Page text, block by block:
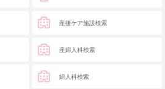
産後ケア施設検索
産婦人科検索
婦人科検索